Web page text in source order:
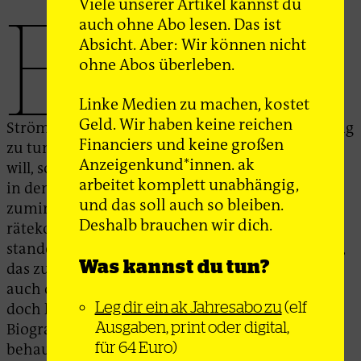
E
uropa den Räten«, lautete 2023 der
Titel einer Tagung der Rosa-
Luxemburg-Stiftung. Dort ging es
Europarat. Mit der historischen
Strömung des Rätekommunismus hatte sie wenig
zu tun. Wer sich darüber genauer informieren
will, sollte zum »Biografischen Lexikon« greifen,
in dem über 600 Personen aufgeführt sind, die
zumindest zeitweise mit der
rätekommunistischen Bewegung in Kontakt
standen. Es ist ein historisches Nachschlagewerk,
das zum weiter recherchieren einlädt. Das ist
auch deshalb empfohlen, weil manche Einträge
doch hinterfragt werde sollten. So wird bei der
Biografie des Anarchisten Wilhelm Paul
behauptet, er habe 1932 als Delegierter der
auch ohne Abo lesen. Das ist
Absicht. Aber: Wir können nicht
ohne Abos überleben.
Linke Medien zu machen, kostet
Geld. Wir haben keine reichen
Financiers und keine großen
Anzeigenkund*innen. ak
arbeitet komplett unabhängig,
und das soll auch so bleiben.
Deshalb brauchen wir dich.
Was kannst du tun?
Leg dir ein ak Jahresabo zu(elf
Ausgaben, print oder digital,
für 64 Euro)